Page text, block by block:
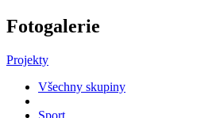
Fotogalerie
Projekty
Všechny skupiny
Sport